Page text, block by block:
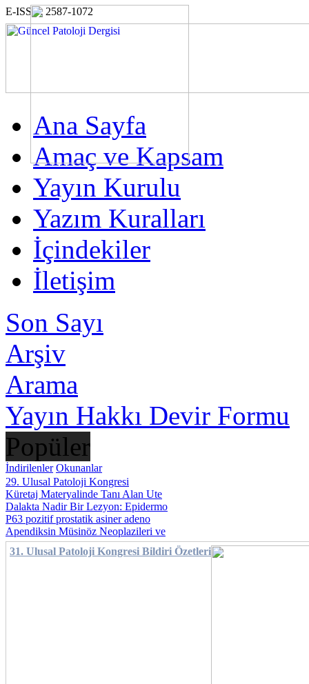
E-ISSN: 2587-1072
Ana Sayfa
Amaç ve Kapsam
Yayın Kurulu
Yazım Kuralları
İçindekiler
İletişim
Son Sayı
Arşiv
Arama
Yayın Hakkı Devir Formu
Popüler
İndirilenler Okunanlar
29. Ulusal Patoloji Kongresi
Küretaj Materyalinde Tanı Alan Ute
Dalakta Nadir Bir Lezyon: Epidermo
P63 pozitif prostatik asiner adeno
Apendiksin Müsinöz Neoplazileri ve
31. Ulusal Patoloji Kongresi Bildiri Özetleri